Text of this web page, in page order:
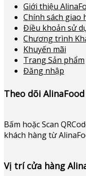
Giới thiệu
Chính sách giao
Điều khoản sử
Chương trình
Khuyến mãi
Trang Sản phẩm
Đăng nhập
Theo dõi
Bấm hoặcScan
khách hàng từ
Vị trí cửa hàng